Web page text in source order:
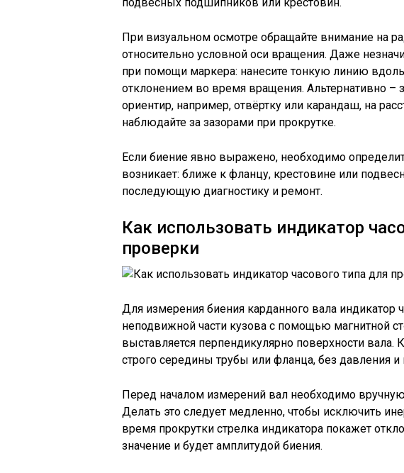
При визуальном осмотре обращайте внимание на
относительно условной оси вращения. Даже
при помощи маркера: нанесите тонкую линию
отклонением во время вращения. Альтернативно –
ориентир, например, отвёртку или карандаш, на
наблюдайте за зазорами при прокрутке.
Если биение явно выражено, необходимо
возникает: ближе к фланцу, крестовине или
последующую диагностику и ремонт.
Как использовать индикатор
проверки
Для измерения биения карданного вала индикатор
неподвижной части кузова с помощью магнитной
выставляется перпендикулярно поверхности вала.
строго середины трубы или фланца, без давления и
Перед началом измерений вал необходимо
Делать это следует медленно, чтобы исключить
время прокрутки стрелка индикатора покажет
значение и будет амплитудой биения.